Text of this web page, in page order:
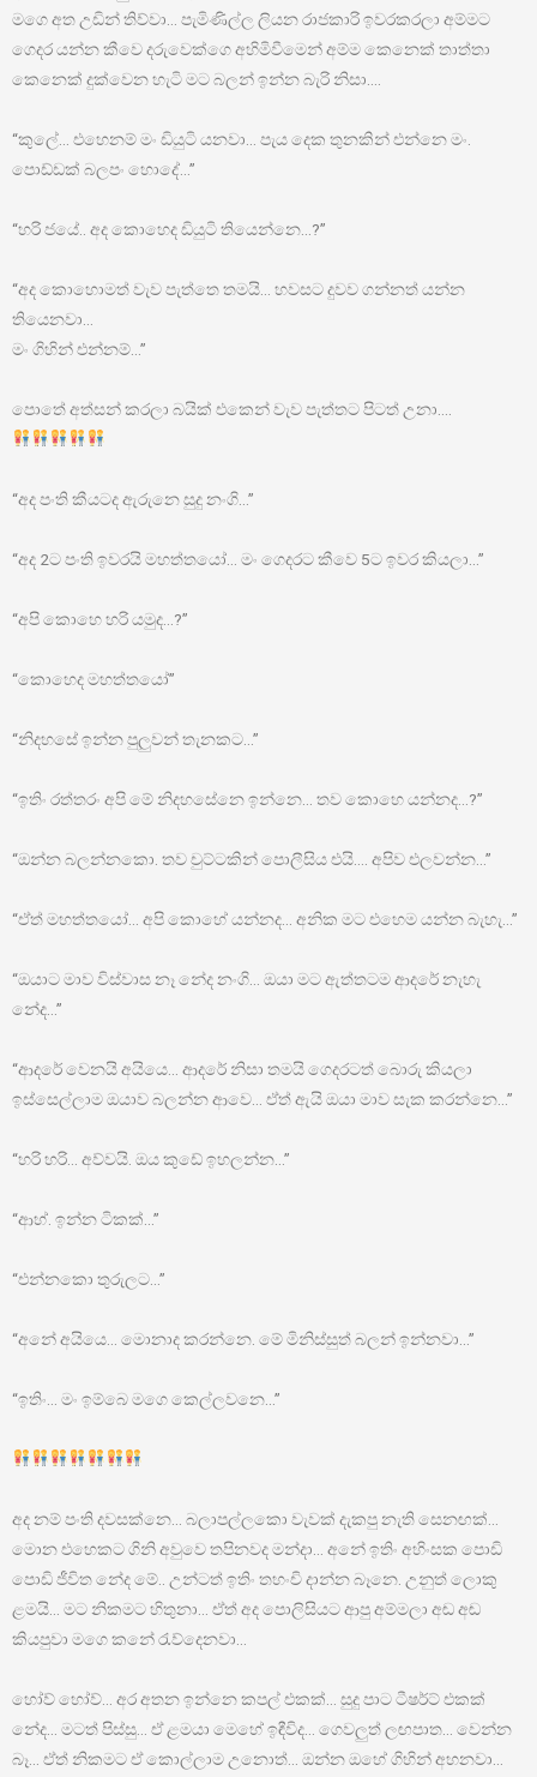
මගෙ අත උඩින් තිව්වා… පැමිණිල්ල ලියන රාජකාරි ඉවරකරලා අම්මට
ගෙදර යන්න කීවෙ දරුවෙක්ගෙ අහිමිවීමෙන් අම්ම කෙනෙක් තාත්තා
කෙනෙක් දුක්වෙන හැටි මට බලන් ඉන්න බැරි නිසා….
“කුලේ… එහෙනම් මං ඩියුටි යනවා… පැය දෙක තුනකින් එන්නෙ මං.
පොඩ්ඩක් බලපං හොදේ…”
“හරි ජයේ.. අද කොහෙද ඩියුටි තියෙන්නෙ…?”
“අද කොහොමත් වැව පැත්තෙ තමයි… හවසට දුවව ගන්නත් යන්න
තියෙනවා…
මං ගිහින් එන්නම්…”
පොතේ අත්සන් කරලා බයික් එකෙන් වැව පැත්තට පිටත් උනා….
“අද පංති කීයටද ඇරුනෙ සුදු නංගි…”
“අද 2ට පංති ඉවරයි මහත්තයෝ… මං ගෙදරට කීවෙ 5ට ඉවර කියලා…”
“අපි කොහෙ හරි යමුද…?”
“කොහෙද මහත්තයෝ”
“නිදහසේ ඉන්න පුලුවන් තැනකට…”
“ඉතිං රත්තරං අපි මේ නිදහසේනෙ ඉන්නෙ… තව කොහෙ යන්නද…?”
“ඔන්න බලන්නකො. තව චුට්ටකින් පොලීසිය එයි…. අපිව එලවන්න…”
“ඒත් මහත්තයෝ… අපි කොහේ යන්නද… අනික මට එහෙම යන්න බැහැ…”
“ඔයාට මාව විස්වාස නෑ නේද නංගි… ඔයා මට ඇත්තටම ආදරේ නැහැ
නේද…”
“ආදරේ වෙනයි අයියෙ… ආදරේ නිසා තමයි ගෙදරටත් බොරු කියලා
ඉස්සෙල්ලාම ඔයාව බලන්න ආවෙ… ඒත් ඇයි ඔයා මාව සැක කරන්නෙ…”
“හරි හරි… අව්වයි. ඔය කුඩේ ඉහලන්න…”
“ආහ්. ඉන්න ටිකක්…”
“එන්නකො තුරුලට…”
“අනේ අයියෙ… මොනාද කරන්නෙ. මේ මිනිස්සුත් බලන් ඉන්නවා…”
“ඉතිං… මං ඉම්බෙ මගෙ කෙල්ලවනෙ…”
අද නම් පංති දවසක්නෙ… බලාපල්ලකො වැවක් දැකපු නැති සෙනඟක්…
මොන එහෙකට ගිනි අවුවෙ තපිනවද මන්දා… අනේ ඉතිං අහිංසක පොඩි
පොඩි ජීවිත නේද මේ.. උන්ටත් ඉතිං තහංචි දාන්න බෑනෙ. උනුත් ලොකු
ළමයි… මට නිකමට හිතුනා… ඒත් අද පොලිසියට ආපු අම්මලා අඬ අඬ
කියපුවා මගෙ කනේ රැව්දෙනවා…
හෝව් හෝව්… අර අතන ඉන්නෙ කපල් එකක්… සුදු පාට ටීෂර්ට් එකක්
නේද… මටත් පිස්සු… ඒ ළමයා මෙහේ ඉඳීවිද… ගෙවලුත් ලඟපාත… වෙන්න
බෑ… ඒත් නිකමට ඒ කොල්ලාම උනොත්… ඔන්න ඔහේ ගිහින් අහනවා…